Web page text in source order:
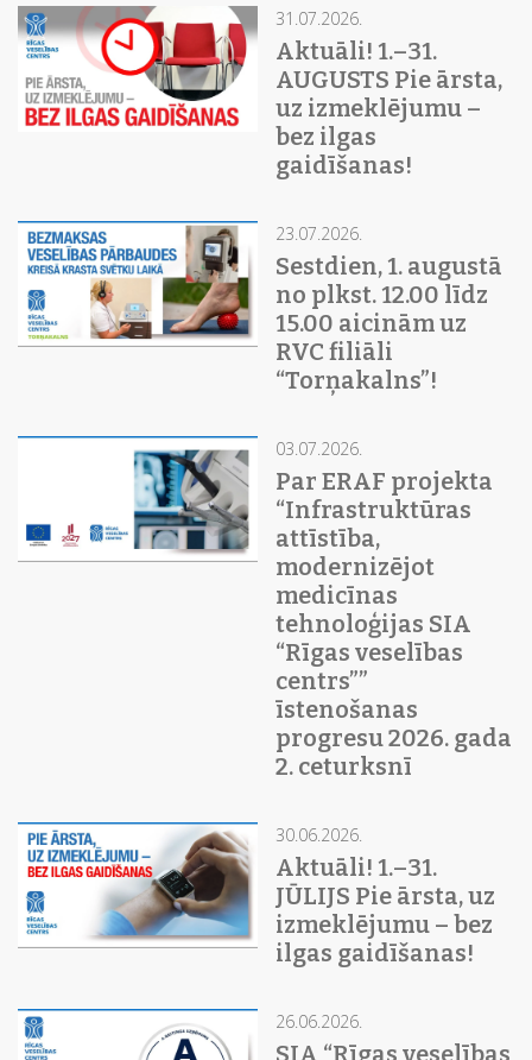
31.07.2026.
Aktuāli! 1.–31.
AUGUSTS Pie ārsta,
uz izmeklējumu –
bez ilgas
gaidīšanas!
23.07.2026.
Sestdien, 1. augustā
no plkst. 12.00 līdz
15.00 aicinām uz
RVC filiāli
“Torņakalns”!
03.07.2026.
Par ERAF projekta
“Infrastruktūras
attīstība,
modernizējot
medicīnas
tehnoloģijas SIA
“Rīgas veselības
centrs””
īstenošanas
progresu 2026. gada
2. ceturksnī
30.06.2026.
Aktuāli! 1.–31.
JŪLIJS Pie ārsta, uz
izmeklējumu – bez
ilgas gaidīšanas!
26.06.2026.